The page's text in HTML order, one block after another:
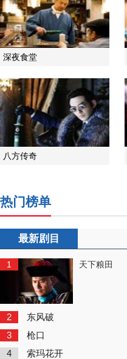
深夜食堂
八方传奇
热门榜单
最新剧目
1 天下粮田
2 东风破
3 枪口
4 索玛花开